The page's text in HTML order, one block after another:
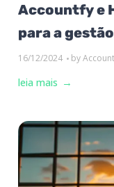
Accountfy e
para a
16/12/2024 by
leia mais